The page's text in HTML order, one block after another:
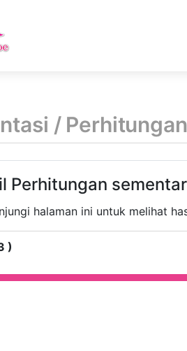
/
Perhitungan
halaman ini untuk melihat
)